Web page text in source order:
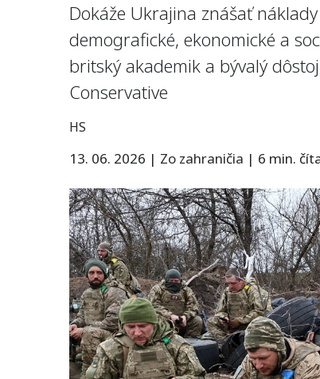
Dokáže Ukrajina znášať
demografické, ekonomické a
britský akademik a bývalý
Conservative
HS
13. 06. 2026 | Zo zahraničia | 6 min.